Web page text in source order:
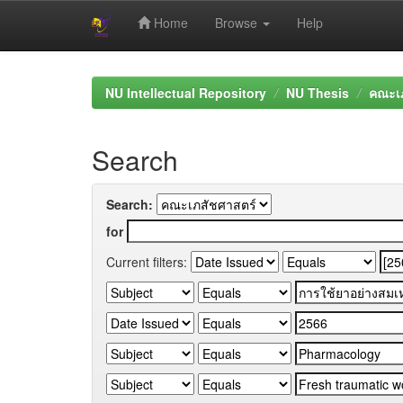
Home Browse Help
NU Intellectual Repository NU Thesis คณะ
Search
Search:
for
Current filters: